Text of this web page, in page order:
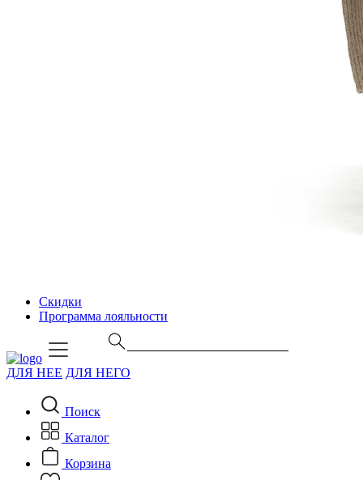
Скидки
Программа лояльности
ДЛЯ НЕЕ ДЛЯ НЕГО
Поиск
Каталог
Корзина